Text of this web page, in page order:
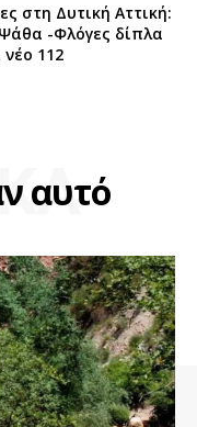
στη Δυτική Αττική:
-Φλόγες δίπλα
112
αυτό